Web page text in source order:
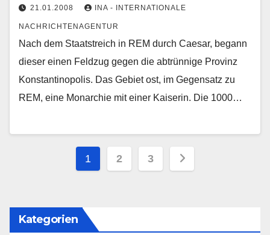
21.01.2008 INA - INTERNATIONALE
NACHRICHTENAGENTUR
Nach dem Staatstreich in REM durch Caesar, begann
dieser einen Feldzug gegen die abtrünnige Provinz
Konstantinopolis. Das Gebiet ost, im Gegensatz zu
REM, eine Monarchie mit einer Kaiserin. Die 1000…
Seitennummerierung
Beiträge
1 2 3
Kategorien